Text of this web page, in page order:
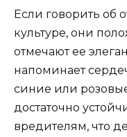
Если говорить об
культуре, они
отмечают ее
напоминает
синие или
достаточно
вредителям, что